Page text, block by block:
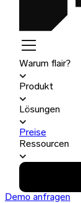
Warum flair?
Produkt
Lösungen
Preise
Ressourcen
Demo anfragen